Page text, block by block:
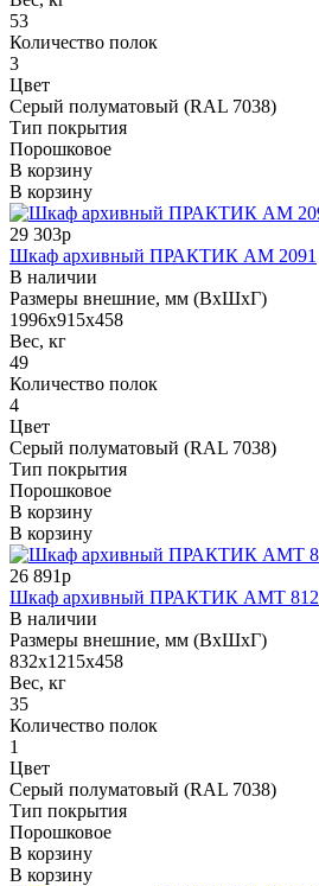
53
Количество полок
3
Цвет
Серый полуматовый (RAL 7038)
Тип покрытия
Порошковое
В корзину
В корзину
29 303р
Шкаф архивный ПРАКТИК AM 2091
В наличии
Размеры внешние, мм (ВхШхГ)
1996x915x458
Вес, кг
49
Количество полок
4
Цвет
Серый полуматовый (RAL 7038)
Тип покрытия
Порошковое
В корзину
В корзину
26 891р
Шкаф архивный ПРАКТИК АМТ 812
В наличии
Размеры внешние, мм (ВхШхГ)
832x1215x458
Вес, кг
35
Количество полок
1
Цвет
Серый полуматовый (RAL 7038)
Тип покрытия
Порошковое
В корзину
В корзину